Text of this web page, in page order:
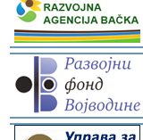
-
-